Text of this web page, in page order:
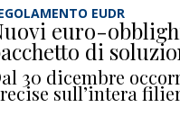
EUDR
euro-
di
30 dicembre
sull’intera